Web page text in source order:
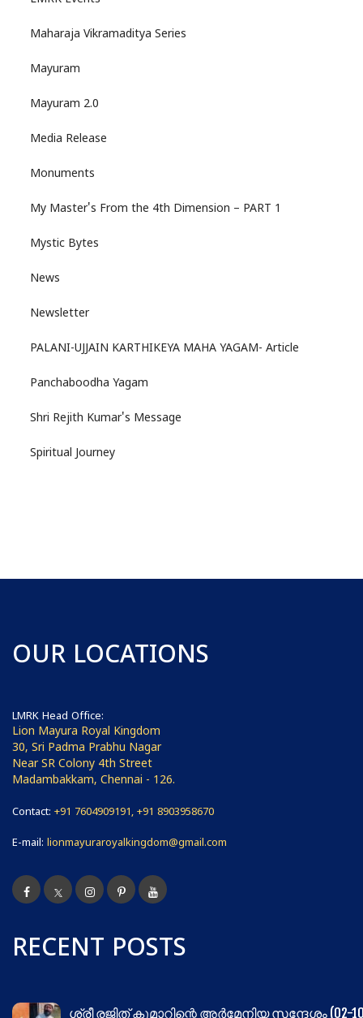
Maharaja Vikramaditya Series
Mayuram
Mayuram 2.0
Media Release
Monuments
My Master's From the 4th Dimension – PART 1
Mystic Bytes
News
Newsletter
PALANI-UJJAIN KARTHIKEYA MAHA YAGAM- Article
Panchaboodha Yagam
Shri Rejith Kumar's Message
Spiritual Journey
OUR LOCATIONS
LMRK Head Office:
Lion Mayura Royal Kingdom
30, Sri Padma Prabhu Nagar
Near SR Colony 4th Street
Madambakkam, Chennai - 126.
Contact: +91 7604909191, +91 8903958670
E-mail: lionmayuraroyalkingdom@gmail.com
RECENT POSTS
ശ്രീ രജിത് കുമാറിന്റെ അർമേനിയ സന്ദേശം (02-